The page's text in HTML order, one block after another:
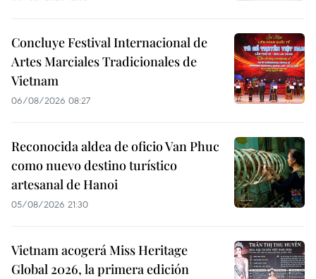
Concluye Festival Internacional de
Artes Marciales Tradicionales de
Vietnam
06/08/2026 08:27
Reconocida aldea de oficio Van Phuc
como nuevo destino turístico
artesanal de Hanoi
05/08/2026 21:30
Vietnam acogerá Miss Heritage
Global 2026, la primera edición